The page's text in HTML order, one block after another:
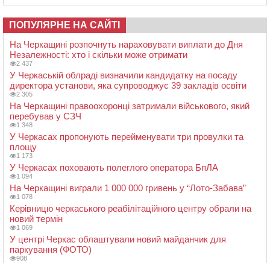
ПОПУЛЯРНЕ НА САЙТІ
На Черкащині розпочнуть нараховувати виплати до Дня
Незалежності: хто і скільки може отримати
2 437
У Черкаській облраді визначили кандидатку на посаду
директора установи, яка супроводжує 39 закладів освіти
2 305
На Черкащині правоохоронці затримали військового, який
перебував у СЗЧ
1 348
У Черкасах пропонують перейменувати три провулки та
площу
1 173
У Черкасах поховають полеглого оператора БпЛА
1 094
На Черкащині виграли 1 000 000 гривень у “Лото-Забава”
1 078
Керівницю черкаського реабілітаційного центру обрали на
новий термін
1 069
У центрі Черкас облаштували новий майданчик для
паркування (ФОТО)
908